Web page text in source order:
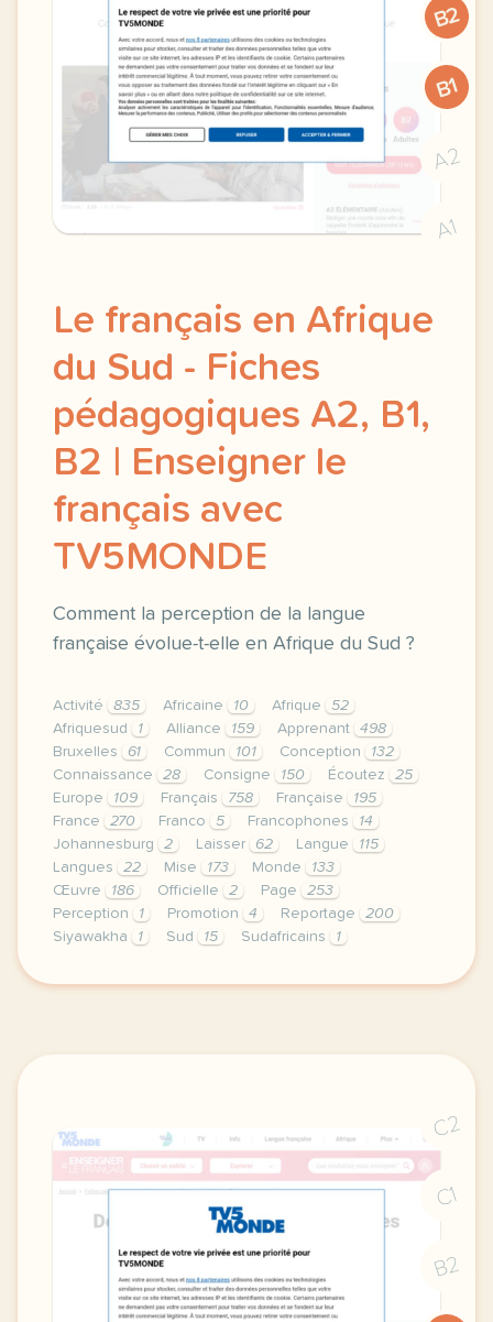
B2
B1
A2
A1
Le français en Afrique
du Sud - Fiches
pédagogiques A2, B1,
B2 | Enseigner le
français avec
TV5MONDE
Comment la perception de la langue
française évolue-t-elle en Afrique du Sud ?
Activité 835 Africaine 10 Afrique
52
Afriquesud
1 Alliance 159 Apprenant
498
Bruxelles
61 Commun 101 Conception
132
Connaissance
28 Consigne 150 Écoutez
25
Europe
109 Français 758 Française
195
France
270 Franco 5 Francophones
14
Johannesburg
2 Laisser 62 Langue
115
Langues
22 Mise 173 Monde
133
Œuvre
186 Officielle 2 Page
253
Perception
1 Promotion 4 Reportage
200
Siyawakha
1 Sud 15 Sudafricains 1
le respect de votre vie privee est une priorite
C2
C1
B2